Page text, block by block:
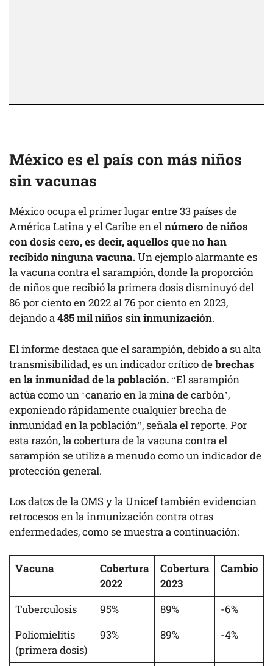
México es el país con más niños
sin vacunas
México ocupa el primer lugar entre 33 países de
América Latina y el Caribe en elnúmero de niños
con dosis cero, es decir, aquellos que no han
recibido ninguna vacuna.Un ejemplo alarmante es
la vacuna contra el sarampión, donde la proporción
de niños que recibió la primera dosis disminuyó del
86 por ciento en 2022 al 76 por ciento en 2023,
dejando a485 mil niños sin inmunización.
El informe destaca que el sarampión, debido a su alta
transmisibilidad, es un indicador crítico debrechas
en la inmunidad de la población.“El sarampión
actúa como un ‘canario en la mina de carbón’,
exponiendo rápidamente cualquier brecha de
inmunidad en la población”, señala el reporte. Por
esta razón, la cobertura de la vacuna contra el
sarampión se utiliza a menudo como un indicador de
protección general.
Los datos de la OMS y la Unicef también evidencian
retrocesos en la inmunización contra otras
enfermedades, como se muestra a continuación:
Vacuna
Cobertura
2022
Cobertura
2023
Cambio
Tuberculosis 95% 89%
-6%
Poliomielitis
(primera dosis)
93% 89% -4%